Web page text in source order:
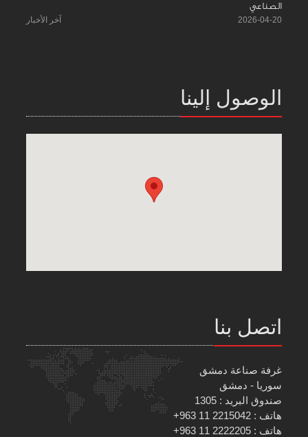
الصناعي
2026-04-20 آخر الأخبار
الوصول إلينا
اتصل بنا
غرفة صناعة دمشق
سوريا - دمشق
صندوق البريد : 1305
هاتف : 2215042 11 963+
هاتف : 2222205 11 963+